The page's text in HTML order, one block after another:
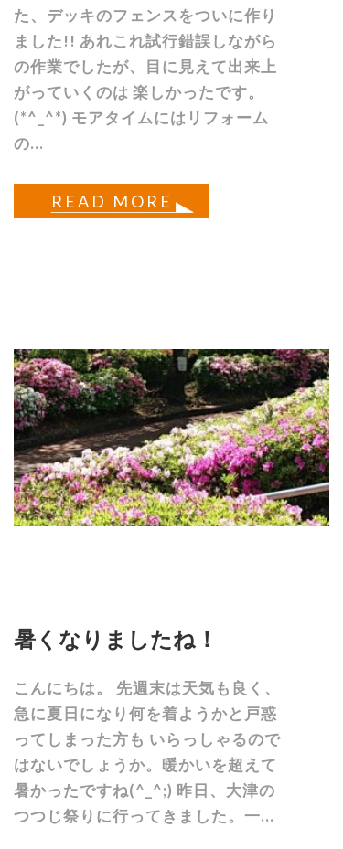
た、デッキのフェンスをついに作り
ました!! あれこれ試行錯誤しながら
の作業でしたが、目に見えて出来上
がっていくのは 楽しかったです。
(*^_^*) モアタイムにはリフォーム
の...
READ MORE
暑くなりましたね！
こんにちは。 先週末は天気も良く、
急に夏日になり何を着ようかと戸惑
ってしまった方も いらっしゃるので
はないでしょうか。暖かいを超えて
暑かったですね(^_^;) 昨日、大津の
つつじ祭りに行ってきました。一...